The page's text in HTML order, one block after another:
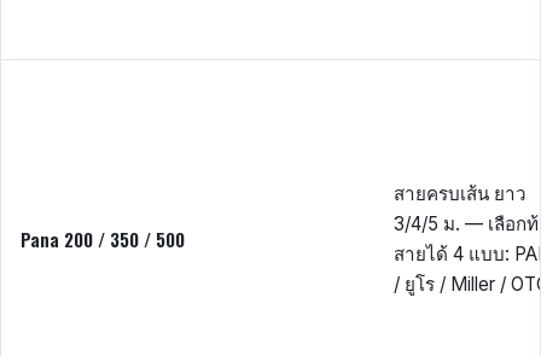
Pana 200 / 350 / 500
สายครบเส้น ยาว
3/4/5 ม. — เลือก
สายได้ 4 แบบ:
/ ยูโร / Miller /